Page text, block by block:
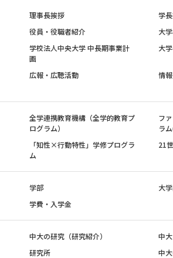
理事長挨拶 学
役員・役職者紹介
大
学校法人中央大学 中長期事業計
画
大
広報・広聴活動 情
全学連携教育機構（全学的教育プ
ログラム）
フ
ラ
「知性×行動特性」学修プログラ
ム
21
学部 大
学費・入学金
中大の研究（研究紹介） 中
研究所
中